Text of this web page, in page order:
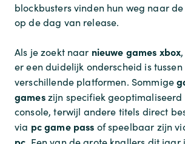
blockbusters vinden hun weg naar
op de dag van release.
Als je zoekt naar nieuwe games xbox
er een duidelijk onderscheid is tussen
verschillende platformen. Sommige
gameszijn specifiek geoptimaliseerd
console, terwijl andere titels direct
via pc game pass of speelbaar zijn